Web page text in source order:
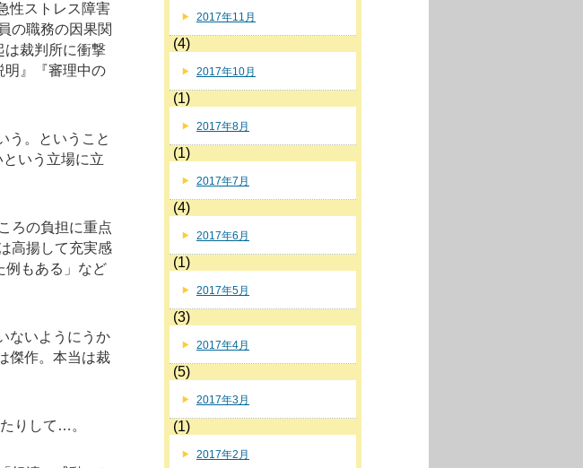
性ストレス障害
の職務の因果関
は裁判所に衝撃
明』『審理中の
う。ということ
いう立場に立
ろの負担に重点
高揚して充実感
例もある」など
ないようにうか
傑作。本当は裁
りして…。
2017年11月
(4)
2017年10月
(1)
2017年8月
(1)
2017年7月
(4)
2017年6月
(1)
2017年5月
(3)
2017年4月
(5)
2017年3月
(1)
2017年2月